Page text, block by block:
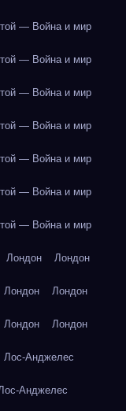
— Война и мир
— Война и мир
— Война и мир
— Война и мир
— Война и мир
— Война и мир
— Война и мир
Лондон Лондон
Лондон Лондон
Лондон Лондон
Лос-Анджелес
Анджелес